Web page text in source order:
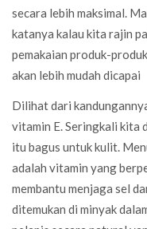
secara lebih maksimal.
katanya kalau kita rajin
pemakaian produk-
akan lebih mudah dicapai
Dilihat dari
vitamin E. Seringkali kita
itu bagus untuk kulit.
adalah vitamin yang
membantu menjaga sel
ditemukan di minyak